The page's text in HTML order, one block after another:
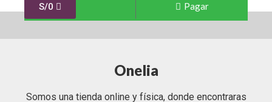
S/0 Pagar
Onelia
Somos una tienda online y física, donde encontraras